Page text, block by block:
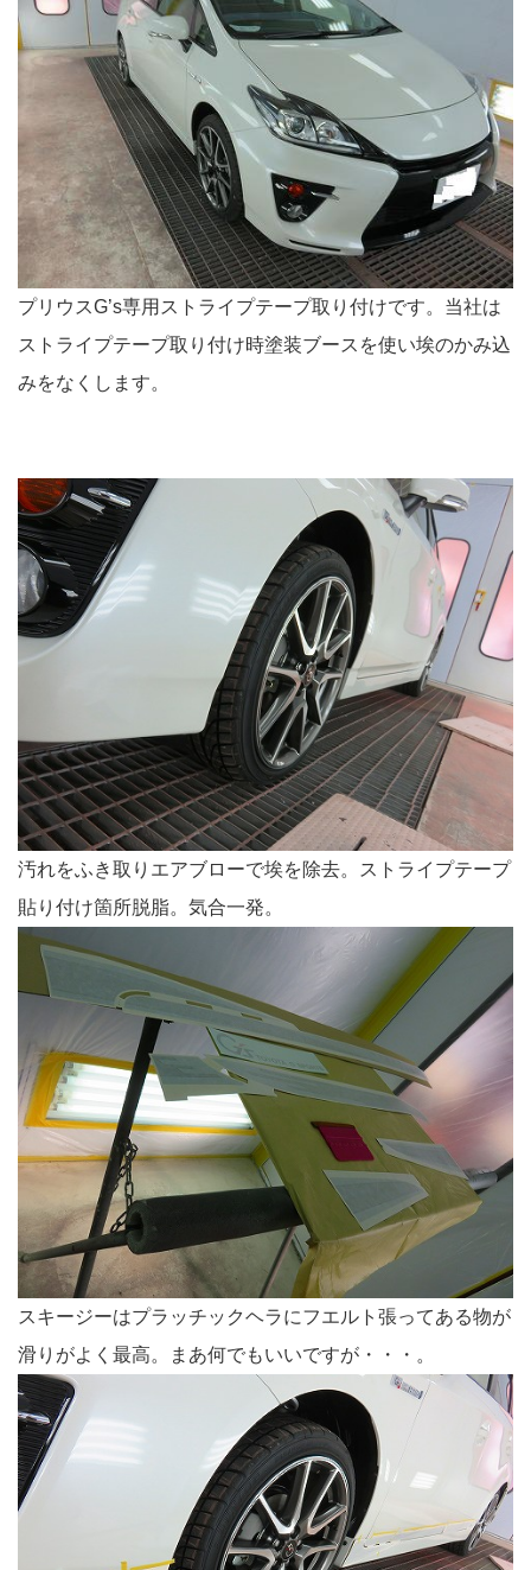
プリウスG’s専用ストライプテープ取り付けです。当社は
ストライプテープ取り付け時塗装ブースを使い埃のかみ込
みをなくします。
汚れをふき取りエアブローで埃を除去。ストライプテープ
貼り付け箇所脱脂。気合一発。
スキージーはプラッチックヘラにフエルト張ってある物が
滑りがよく最高。まあ何でもいいですが・・・。